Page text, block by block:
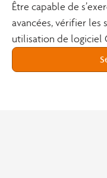
Être capable de
avancées, vérifier les
utilisation de logiciel